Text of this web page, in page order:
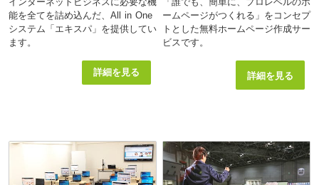
能を全てを詰め込んだ、All in One
システム「エキスパ」を提供してい
ます。
詳細を見る
ームページがつくれる」をコンセプ
トとした無料ホームページ作成サー
ビスです。
詳細を見る